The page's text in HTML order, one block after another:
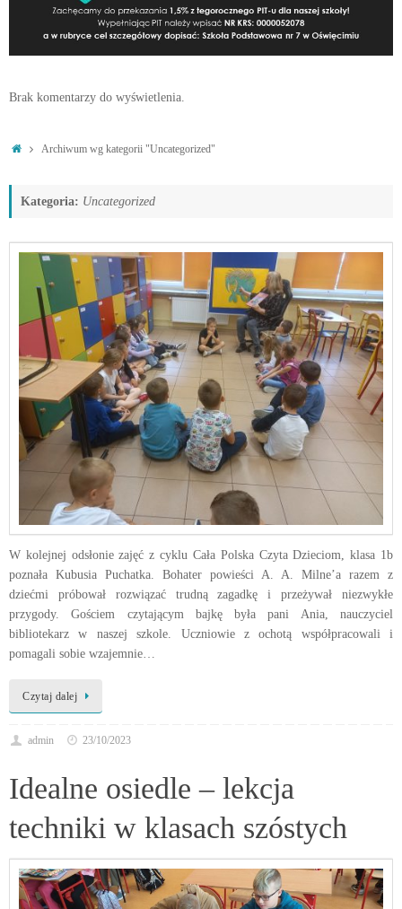
Brak komentarzy do wyświetlenia.
StronaArchiwum wg kategorii "Uncategorized"
Kategoria: Uncategorized
W kolejnej odsłonie zajęć z cyklu Cała Polska Czyta Dzieciom, klasa 1b
poznała Kubusia Puchatka. Bohater powieści A. A. Milne’a razem z
dziećmi próbował rozwiązać trudną zagadkę i przeżywał niezwykłe
przygody. Gościem czytającym bajkę była pani Ania, nauczyciel
bibliotekarz w naszej szkole. Uczniowie z ochotą współpracowali i
pomagali sobie wzajemnie…
Czytaj dalej
admin 23/10/2023
Idealne osiedle – lekcja
techniki w klasach szóstych